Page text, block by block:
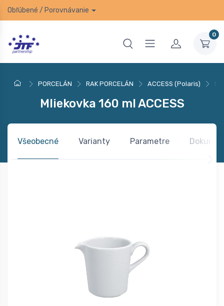
Obľúbené / Porovnávanie
0
PORCELÁN RAK PORCELÁN ACCESS (Polaris)
Mliekovka 160 ml ACCESS
Všeobecné Varianty Parametre